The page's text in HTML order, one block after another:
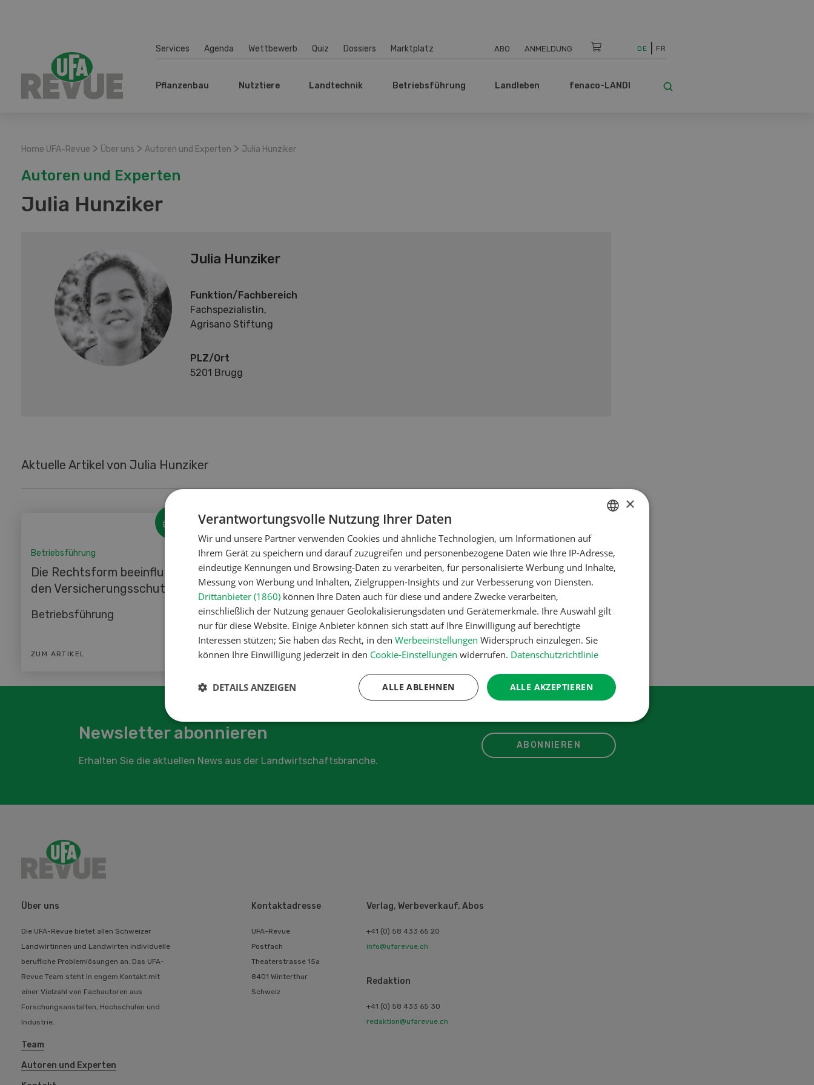
Services Agenda Wettbewerb Quiz Dossiers Marktplatz ABO ANMELDUNG DE FR
Pflanzenbau Nutztiere Landtechnik Betriebsführung Landleben fenaco-LANDI
Home UFA-Revue > Über uns > Autoren und Experten > Julia Hunziker
Autoren und Experten
Julia Hunziker
Julia Hunziker
Funktion/Fachbereich
Fachspezialistin,
Agrisano Stiftung
PLZ/Ort
5201 Brugg
Aktuelle Artikel von Julia Hunziker
Betriebsführung
Die Rechtsform beeinflusst
den Versicherungsschutz
Betriebsführung
ZUM ARTIKEL
Betriebsführung
Versicherungen
Sonderthema Kooperationen
ZUM ARTIKEL
Newsletter abonnieren
Erhalten Sie die aktuellen News aus der Landwirtschaftsbranche.
ABONNIEREN
Über uns
Die UFA-Revue bietet allen Schweizer
Landwirtinnen und Landwirten individuelle
berufliche Problemlösungen an. Das UFA-
Revue Team steht in engem Kontakt mit
einer Vielzahl von Fachautoren aus
Forschungsanstalten, Hochschulen und
Industrie.
Team
Autoren und Experten
Kontaktadresse
UFA-Revue
Postfach
Theaterstrasse 15a
8401 Winterthur
Schweiz
Verlag, Werbeverkauf, Abos
+41 (0) 58 433 65 20
info@ufarevue.ch
Redaktion
+41 (0) 58 433 65 30
redaktion@ufarevue.ch
FRENCH
×
Verantwortungsvolle Nutzung Ihrer Daten
Wir und unsere Partner verwenden Cookies und ähnliche Technologien, um Informationen auf
Ihrem Gerät zu speichern und darauf zuzugreifen und personenbezogene Daten wie Ihre IP-Adresse,
eindeutige Kennungen und Browsing-Daten zu verarbeiten, für personalisierte Werbung und Inhalte,
Messung von Werbung und Inhalten, Zielgruppen-Insights und zur Verbesserung von Diensten.
Drittanbieter (1860) können Ihre Daten auch für diese und andere Zwecke verarbeiten,
einschließlich der Nutzung genauer Geolokalisierungsdaten und Gerätemerkmale. Ihre Auswahl gilt
nur für diese Website. Einige Anbieter können sich statt auf Ihre Einwilligung auf berechtigte
Interessen stützen; Sie haben das Recht, in den Werbeeinstellungen Widerspruch einzulegen. Sie
können Ihre Einwilligung jederzeit in den Cookie-Einstellungen widerrufen. Datenschutzrichtlinie
ALLE AKZEPTIEREN
ALLE ABLEHNEN
DETAILS ANZEIGEN